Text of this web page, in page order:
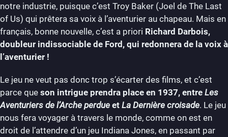
notre industrie, puisque c’est Troy Baker (Joel de The Last
of Us) qui prêtera sa voix à l’aventurier au chapeau. Mais en
français, bonne nouvelle, c’est a priori Richard Darbois,
doubleur indissociable de Ford, qui redonnera de la voix à
l’aventurier !
Le jeu ne veut pas donc trop s’écarter des films, et c’est
parce que son intrigue prendra place en 1937, entre Les
Aventuriers de l’Arche perdue et La Dernière croisade. Le jeu
nous fera voyager à travers le monde, comme on est en
droit de l’attendre d’un jeu Indiana Jones, en passant par